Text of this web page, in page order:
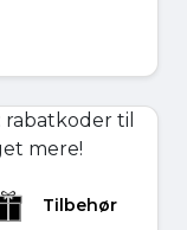
Tilbehør